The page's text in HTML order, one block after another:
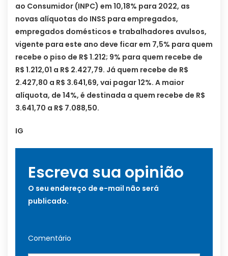
ao Consumidor (INPC) em 10,18% para 2022, as
novas alíquotas do INSS para empregados,
empregados domésticos e trabalhadores avulsos,
vigente para este ano deve ficar em 7,5% para quem
recebe o piso de R$ 1.212; 9% para quem recebe de
R$ 1.212,01 a R$ 2.427,79. Já quem recebe de R$
2.427,80 a R$ 3.641,69, vai pagar 12%. A maior
alíquota, de 14%, é destinada a quem recebe de R$
3.641,70 a R$ 7.088,50.
IG
Escreva sua opinião
O seu endereço de e-mail não será
publicado.
Comentário